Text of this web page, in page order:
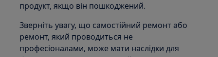
продукт, якщо він пошкоджений.
Зверніть увагу, що самостійний ремонт або
ремонт, який проводиться не
професіоналами, може мати наслідки для